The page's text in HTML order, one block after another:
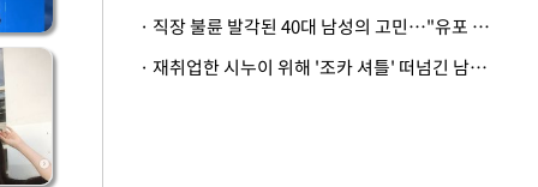
· 직장 불륜 발각된 40대 남성의 고민…"유포 동료 명예훼손·협박죄 고소 가능할까"
· 재취업한 시누이 위해 '조카 셔틀' 떠넘긴 남편…아내 "난 못한다"